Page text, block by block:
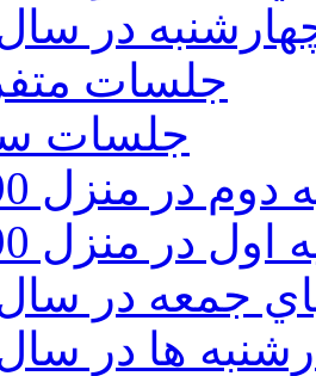
در سال
جلسات
جلسات
در منزل 1390
در منزل 1390
جمعه در سال
ها در سال